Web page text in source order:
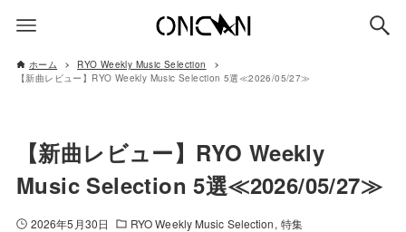
ホーム
RYO Weekly Music Selection
【新曲レビュー】RYO Weekly Music Selection 5選≪2026/05/27≫
【新曲レビュー】RYO Weekly
Music Selection 5選≪2026/05/27≫
2026年5月30日 RYO Weekly Music Selection 特集